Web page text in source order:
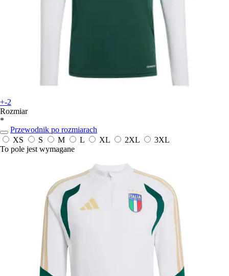
+-2
Rozmiar
*
Przewodnik po rozmiarach
XS
S M L XL 2XL
3XL
To pole jest wymagane